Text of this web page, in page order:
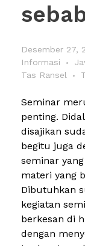
Desember 27,
Informasi
Tas Ransel
Seminar
penting.
disajikan
begitu juga
seminar
materi yang
Dibutuhkan
kegiatan
berkesan di
dengan